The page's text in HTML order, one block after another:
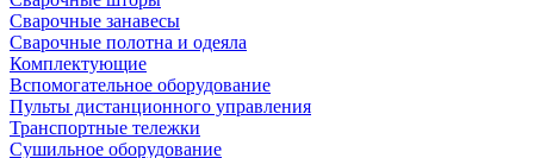
Сварочные занавесы
Сварочные полотна и одеяла
Комплектующие
Вспомогательное оборудование
Пульты дистанционного управления
Транспортные тележки
Сушильное оборудование